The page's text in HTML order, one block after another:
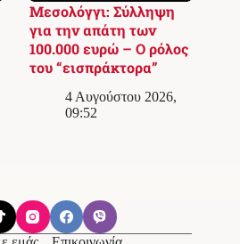
Μεσολόγγι: Σύλληψη
για την απάτη των
100.000 ευρώ – Ο ρόλος
του “εισπράκτορα”
4 Αυγούστου 2026,
09:52